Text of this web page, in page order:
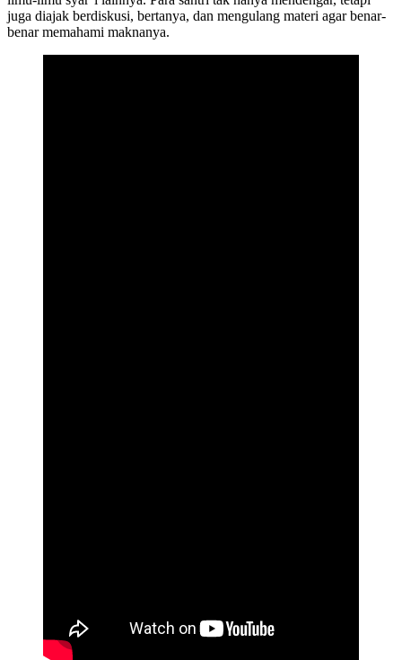
juga diajak berdiskusi, bertanya, dan mengulang materi agar benar-
benar memahami maknanya.